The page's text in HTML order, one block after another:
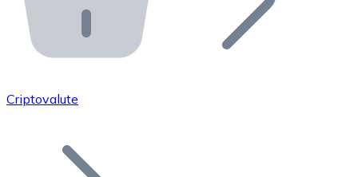
API Bitnovo
Integra la nostra API nel tuo ecosistema.
Unisciti alla nostra rete di rivenditori e
Aggiungi il token del tuo progetto al nostro servizio di
Criptovalute